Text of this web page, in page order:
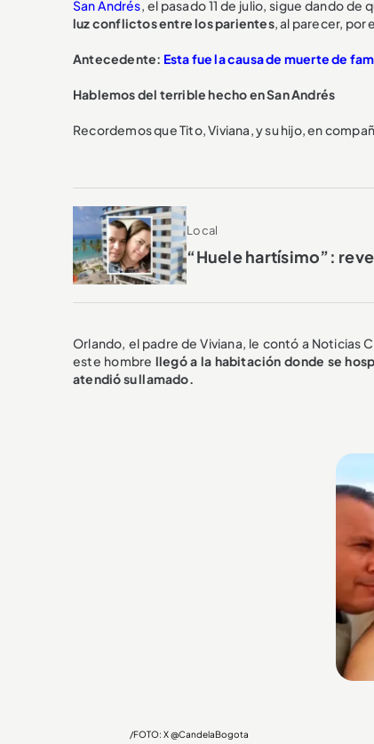
San Andrés, el pasado 11 de julio, sigue dando de
luz conflictos entre los parientes, al parecer, por
Antecedente: Esta fue la causa de muerte de
Hablemos del terrible hecho en San Andrés
Recordemos que Tito, Viviana, y su hijo, en
Local
“Huele hartísimo”:
Orlando, el padre de Viviana, le contó a Noticias
este hombre llegó a la habitación donde se
atendió su llamado.
/FOTO: X @CandelaBogota